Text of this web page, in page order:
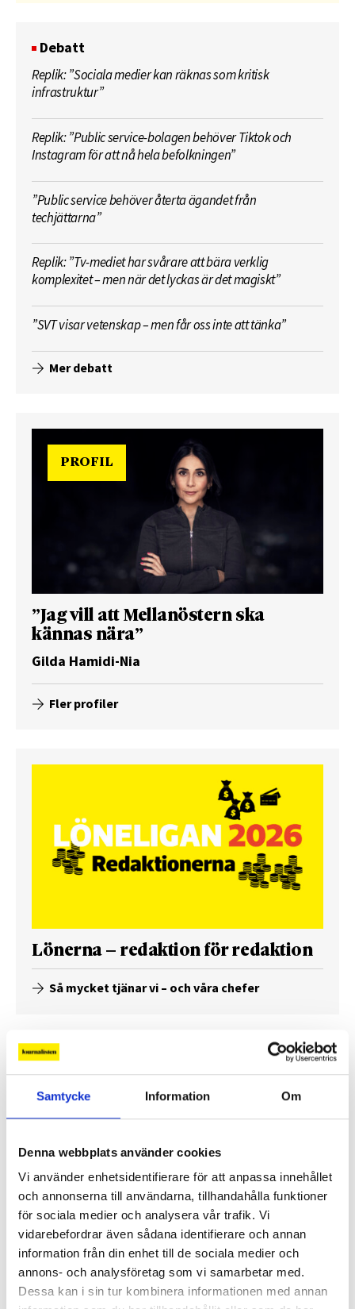
Samtycke Information Om
Denna webbplats använder cookies
Vi använder enhetsidentifierare för att anpassa innehållet
och annonserna till användarna, tillhandahålla funktioner
för sociala medier och analysera vår trafik. Vi
vidarebefordrar även sådana identifierare och annan
information från din enhet till de sociala medier och
annons- och analysföretag som vi samarbetar med.
Dessa kan i sin tur kombinera informationen med annan
Debatt
Replik: ”Sociala medier kan räknas som kritisk
infrastruktur”
Replik: ”Public service-bolagen behöver Tiktok och
Instagram för att nå hela befolkningen”
”Public service behöver återta ägandet från
techjättarna”
Replik: ”Tv-mediet har svårare att bära verklig
komplexitet – men när det lyckas är det magiskt”
”SVT visar vetenskap – men får oss inte att tänka”
Mer debatt
PROFIL
”Jag vill att Mellanöstern ska
kännas nära”
Gilda Hamidi-Nia
Fler profiler
Lönerna – redaktion för redaktion
Så mycket tjänar vi – och våra chefer
Så mycket tjänar mediecheferna
Så mycket tjänar 260 mediechefer